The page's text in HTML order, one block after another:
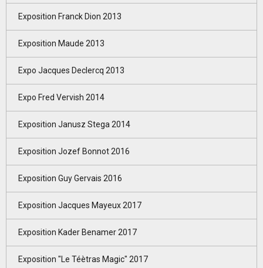
Exposition Franck Dion 2013
Exposition Maude 2013
Expo Jacques Declercq 2013
Expo Fred Vervish 2014
Exposition Janusz Stega 2014
Exposition Jozef Bonnot 2016
Exposition Guy Gervais 2016
Exposition Jacques Mayeux 2017
Exposition Kader Benamer 2017
Exposition "Le Téètras Magic" 2017